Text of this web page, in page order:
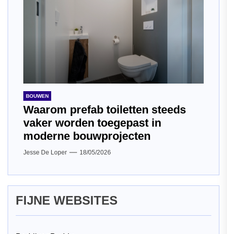
BOUWEN
Waarom prefab toiletten steeds
vaker worden toegepast in
moderne bouwprojecten
Jesse De Loper 18/05/2026
FIJNE WEBSITES